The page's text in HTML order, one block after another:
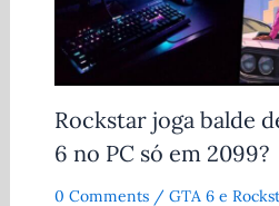
Rockstar joga balde
6 no PC só em 2099?
0 Comments / GTA 6 e